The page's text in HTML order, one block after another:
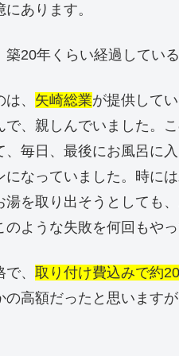
あります。
築20年くらい経過してい
、 矢崎総業が提供して
で、親しんでいました。
、毎日、最後にお風呂に
になっていました。時に
湯を取り出そうとしても
のような失敗を何回もやっ
、 取り付け費込みで約
の高額だったと思います